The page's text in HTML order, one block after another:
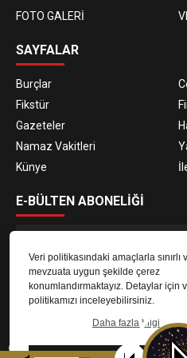
Veri politikasındaki amaçlarla sınırlı
mevzuata uygun şekilde çerez
konumlandırmaktayız. Detaylar için
politikamızı inceleyebilirsiniz.
Daha fazla bilgi
FOTO GALERİ
SAYFALAR
Burçlar
Fikstür
Gazeteler
Namaz Vakitleri
Künye
E-BÜLTEN ABONELİĞİ
E-Bülten aboneliği ile haberlere daha
© 2023Gaziantep Radyo Zeugma.